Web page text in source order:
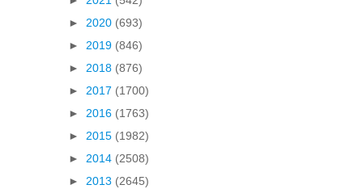
► 2020 (693)
► 2019 (846)
► 2018 (876)
► 2017 (1700)
► 2016 (1763)
► 2015 (1982)
► 2014 (2508)
► 2013 (2645)